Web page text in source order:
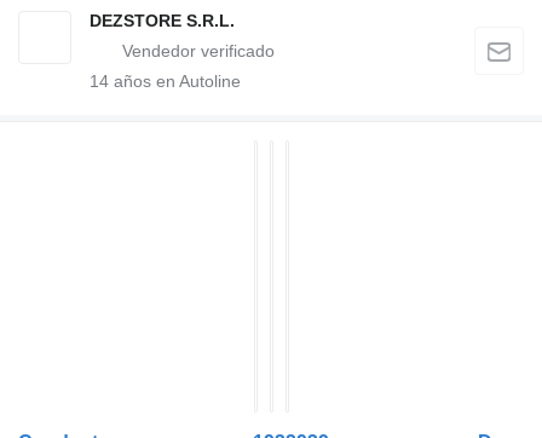
DEZSTORE S.R.L.
14 años en Autoline